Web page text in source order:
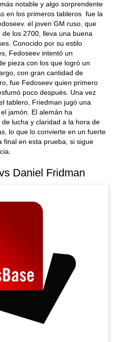
notable y algo sorprendente
en los primeros tableros fue la
el joven GM ruso, que
los 2700, lleva una buena
Conocido por su estilo
Fedoseev intentó un
pieza con los que logró un
con gran cantidad de
fue Fedoseev quien primero
poco después. Una vez
tablero, Friedman jugó una
jamón. El alemán ha
lucha y claridad a la hora de
lo que lo convierte en un fuerte
final en esta prueba, si sigue
Daniel Fridman